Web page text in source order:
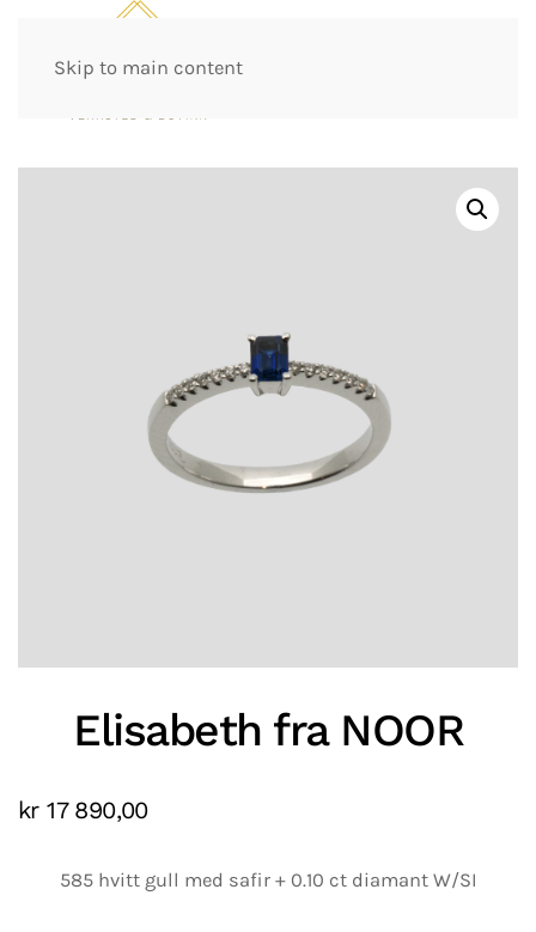
Skip to main content
Elisabeth fra NOOR
kr17 890,00
585 hvitt gull med safir + 0.10 ct diamant W/SI